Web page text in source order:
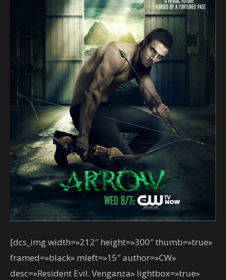
[dcs_img width=»212″ height=»300″ thumb=»true»
framed=»black» mleft=»15″ author=»CW»
desc=»Resident Evil. Venganza» lightbox=»true»